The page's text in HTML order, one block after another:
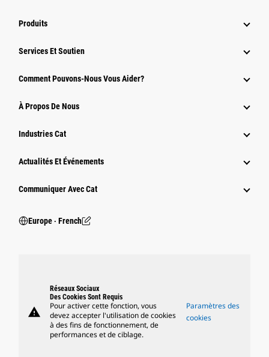
Produits
Services Et Soutien
Comment Pouvons-Nous Vous Aider?
À Propos De Nous
Industries Cat
Actualités Et Événements
Communiquer Avec Cat
Europe ‧ French
warning
Réseaux Sociaux
Des Cookies Sont Requis
Pour activer cette fonction, vous
devez accepter l'utilisation de cookies
à des fins de fonctionnement, de
performances et de ciblage.
Paramètres des
cookies